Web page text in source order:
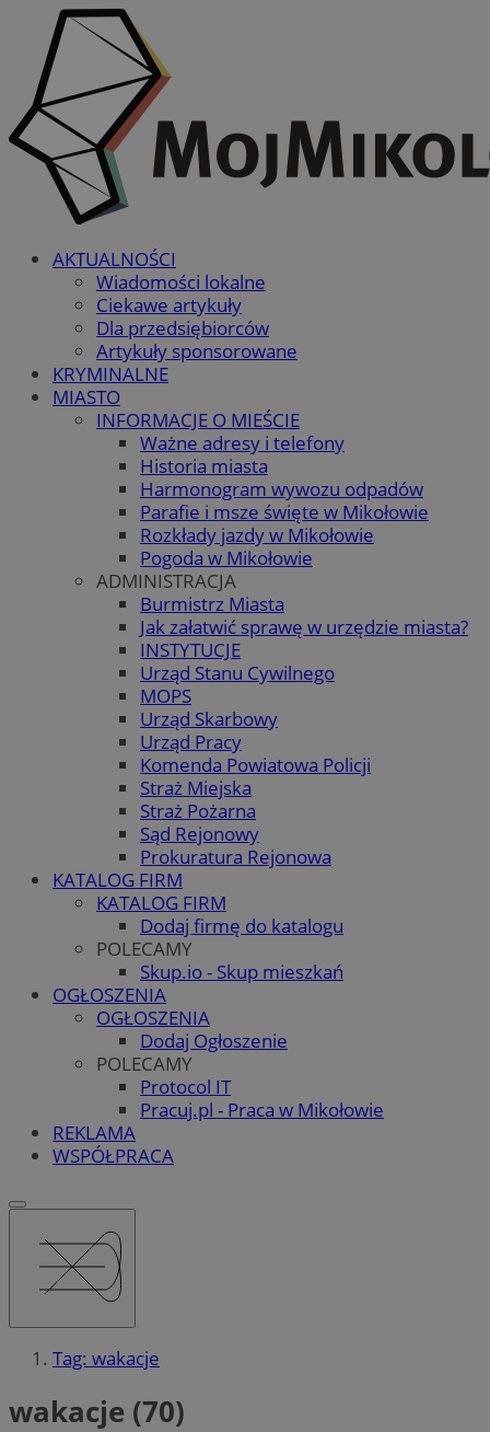
AKTUALNOŚCI
Wiadomości lokalne
Ciekawe artykuły
Dla przedsiębiorców
Artykuły sponsorowane
KRYMINALNE
MIASTO
INFORMACJE O MIEŚCIE
Ważne adresy i telefony
Historia miasta
Harmonogram wywozu odpadów
Parafie i msze święte w Mikołowie
Rozkłady jazdy w Mikołowie
Pogoda w Mikołowie
ADMINISTRACJA
Burmistrz Miasta
Jak załatwić sprawę w urzędzie miasta?
INSTYTUCJE
Urząd Stanu Cywilnego
MOPS
Urząd Skarbowy
Urząd Pracy
Komenda Powiatowa Policji
Straż Miejska
Straż Pożarna
Sąd Rejonowy
Prokuratura Rejonowa
KATALOG FIRM
KATALOG FIRM
Dodaj firmę do katalogu
POLECAMY
Skup.io - Skup mieszkań
OGŁOSZENIA
OGŁOSZENIA
Dodaj Ogłoszenie
POLECAMY
Protocol IT
Pracuj.pl - Praca w Mikołowie
REKLAMA
WSPÓŁPRACA
Tag: wakacje
wakacje (70)